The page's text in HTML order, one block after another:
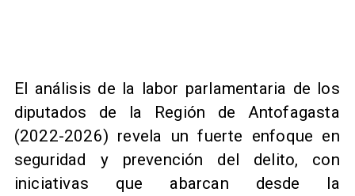
El análisis de la labor parlamentaria de los
diputados de la Región de Antofagasta
(2022-2026) revela un fuerte enfoque en
seguridad y prevención del delito, con
iniciativas que abarcan desde la